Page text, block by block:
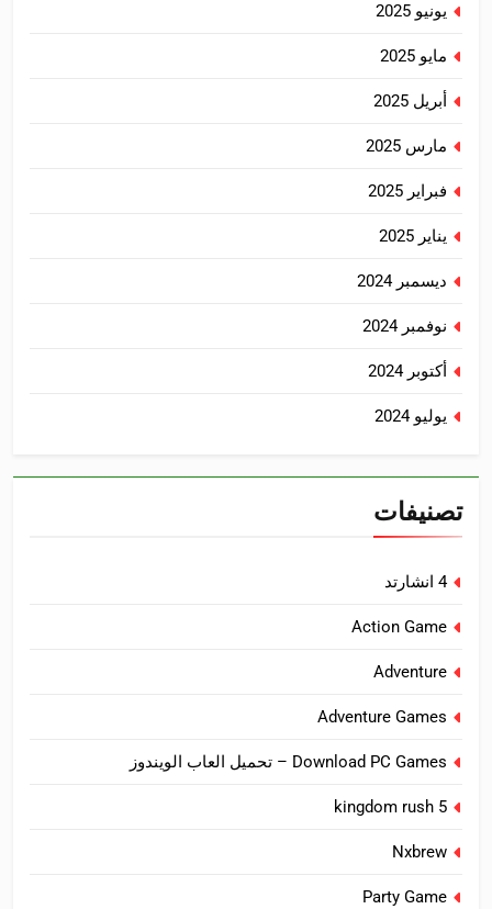
يونيو 2025
مايو 2025
أبريل 2025
مارس 2025
فبراير 2025
يناير 2025
ديسمبر 2024
نوفمبر 2024
أكتوبر 2024
يوليو 2024
تصنيفات
4 انشارتد
Action Game
Adventure
Adventure Games
Download PC Games – تحميل العاب الويندوز
kingdom rush 5
Nxbrew
Party Game